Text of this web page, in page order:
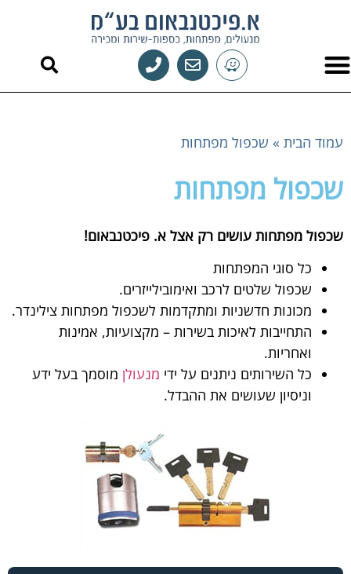
עמוד הבית » שכפול מפתחות
שכפול מפתחות
שכפול מפתחות עושים רק אצל א. פיכטנבאום!
כל סוגי המפתחות
שכפול שלטים לרכב ואימובילייזרים.
מכונות חדשניות ומתקדמות לשכפול מפתחות צילינדר.
התחייבות לאיכות בשירות – מקצועיות, אמינות
ואחריות.
כל השירותים ניתנים על ידי מנעולן מוסמך בעל ידע
וניסיון שעושים את ההבדל.